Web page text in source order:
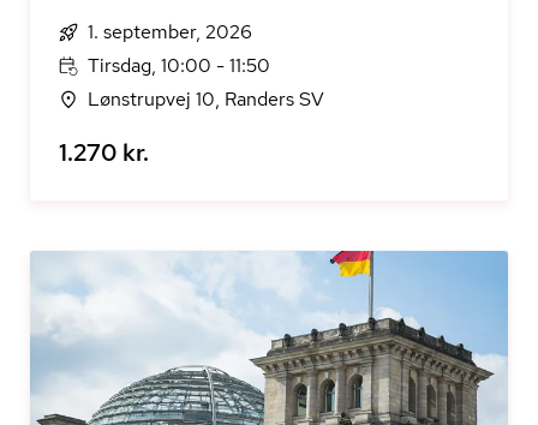
1. september, 2026
Tirsdag, 10:00 - 11:50
Lønstrupvej 10, Randers SV
1.270 kr.